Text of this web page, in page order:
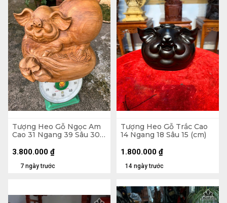
Tượng Heo Gỗ Ngọc Am
Cao 31 Ngang 39 Sâu 30
7 ngày trước
3.800.000 ₫
Tượng Heo Gỗ Trắc Cao
14 Ngang 18 Sâu 15 (cm)
14 ngày trước
1.800.000 ₫